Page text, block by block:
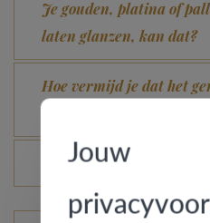
Je gouden, platina of
laten glanzen, kan dat?
Hoe vermijd je dat het
Veranderen de prijzen
Jouw